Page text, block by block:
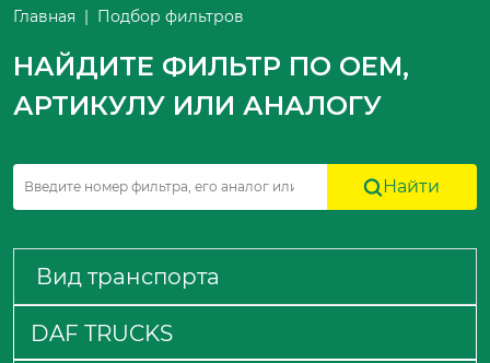
Главная Подбор фильтров
НАЙДИТЕ ФИЛЬТР ПО OEM,
АРТИКУЛУ ИЛИ АНАЛОГУ
Найти